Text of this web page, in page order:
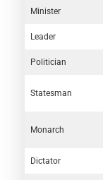
Minister
Leader
Politician
Statesman
Monarch
Dictator